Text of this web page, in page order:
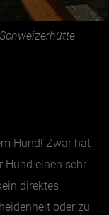
Hund! Zwar hat
Hund einen sehr
direktes
oder zu